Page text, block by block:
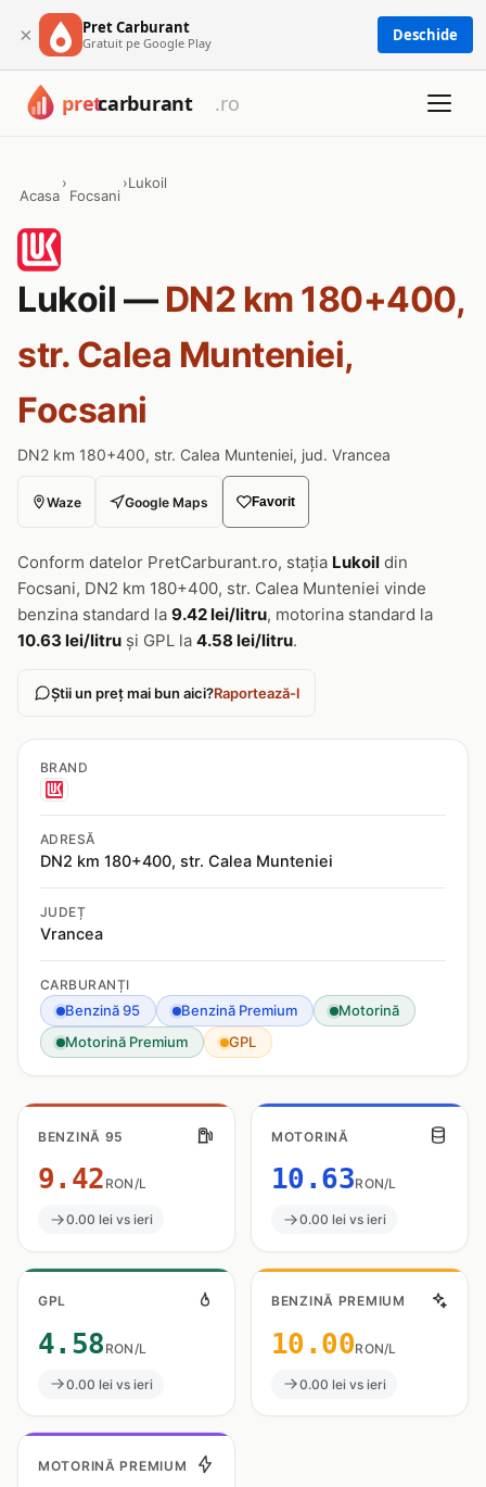
× Pret Carburant
Gratuit pe Google Play Deschide
Acasa
›
Focsani
›Lukoil
Lukoil — DN2 km 180+400,
str. Calea Munteniei,
Focsani
DN2 km 180+400, str. Calea Munteniei, jud. Vrancea
Waze Google Maps Favorit
Conform datelor PretCarburant.ro, stația Lukoil din
Focsani, DN2 km 180+400, str. Calea Munteniei vinde
benzina standard la 9.42 lei/litru, motorina standard la
10.63 lei/litru și GPL la 4.58 lei/litru.
Știi un preț mai bun aici?Raportează-l
BRAND
ADRESĂ
DN2 km 180+400, str. Calea Munteniei
JUDEȚ
Vrancea
CARBURANȚI
Benzină 95 Benzină Premium
Motorină
Motorină Premium
GPL
BENZINĂ 95
9.42 RON/L
0.00 lei vs ieri
MOTORINĂ
10.63RON/L
0.00 lei vs ieri
GPL
4.58 RON/L
0.00 lei vs ieri
BENZINĂ PREMIUM
10.00RON/L
0.00 lei vs ieri
MOTORINĂ PREMIUM